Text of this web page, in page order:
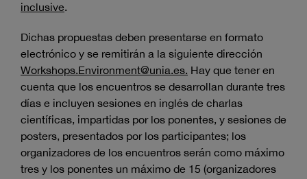
inclusive.
Dichas propuestas deben presentarse en formato
electrónico y se remitirán a la siguiente dirección
Workshops.Environment@unia.es. Hay que tener en
cuenta que los encuentros se desarrollan durante tres
días e incluyen sesiones en inglés de charlas
científicas, impartidas por los ponentes, y sesiones de
posters, presentados por los participantes; los
organizadores de los encuentros serán como máximo
tres y los ponentes un máximo de 15 (organizadores